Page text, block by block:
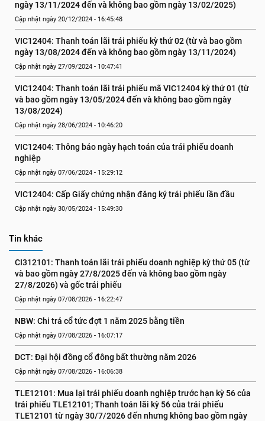
ngày 13/11/2024 đến và không bao gồm ngày 13/02/2025)
Cập nhật ngày 20/12/2024 - 16:45:48
VIC12404: Thanh toán lãi trái phiếu kỳ thứ 02 (từ và bao gồm
ngày 13/08/2024 đến và không bao gồm ngày 13/11/2024)
Cập nhật ngày 27/09/2024 - 10:47:41
VIC12404: Thanh toán lãi trái phiếu mã VIC12404 kỳ thứ 01 (từ
và bao gồm ngày 13/05/2024 đến và không bao gồm ngày
13/08/2024)
Cập nhật ngày 28/06/2024 - 10:46:20
VIC12404: Thông báo ngày hạch toán của trái phiếu doanh
nghiệp
Cập nhật ngày 07/06/2024 - 15:29:12
VIC12404: Cấp Giấy chứng nhận đăng ký trái phiếu lần đầu
Cập nhật ngày 30/05/2024 - 15:49:30
Tin khác
CI312101: Thanh toán lãi trái phiếu doanh nghiệp kỳ thứ 05 (từ
và bao gồm ngày 27/8/2025 đến và không bao gồm ngày
27/8/2026) và gốc trái phiếu
Cập nhật ngày 07/08/2026 - 16:22:47
NBW: Chi trả cổ tức đợt 1 năm 2025 bằng tiền
Cập nhật ngày 07/08/2026 - 16:07:17
DCT: Đại hội đồng cổ đông bất thường năm 2026
Cập nhật ngày 07/08/2026 - 16:06:38
TLE12101: Mua lại trái phiếu doanh nghiệp trước hạn kỳ 56 của
trái phiếu TLE12101; Thanh toán lãi kỳ 56 của trái phiếu
TLE12101 từ ngày 30/7/2026 đến nhưng không bao gồm ngày